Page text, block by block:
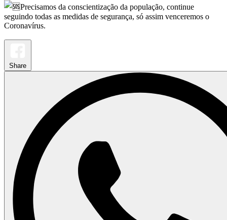
Precisamos da conscientização da população, continue
seguindo todas as medidas de segurança, só assim venceremos o
Coronavírus.
Share